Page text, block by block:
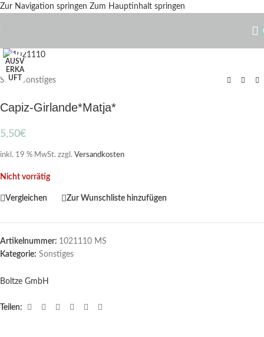
Zur Navigation springen Zum Hauptinhalt springen
AUSV
ERKA
UFT
Start / Sonstiges
Capiz-Girlande*Matja*
5,50€
inkl. 19 % MwSt. zzgl. Versandkosten
Nicht vorrätig
Vergleichen Zur Wunschliste hinzufügen
Artikelnummer: 1021110 MS
Kategorie: Sonstiges
Boltze GmbH
Teilen: